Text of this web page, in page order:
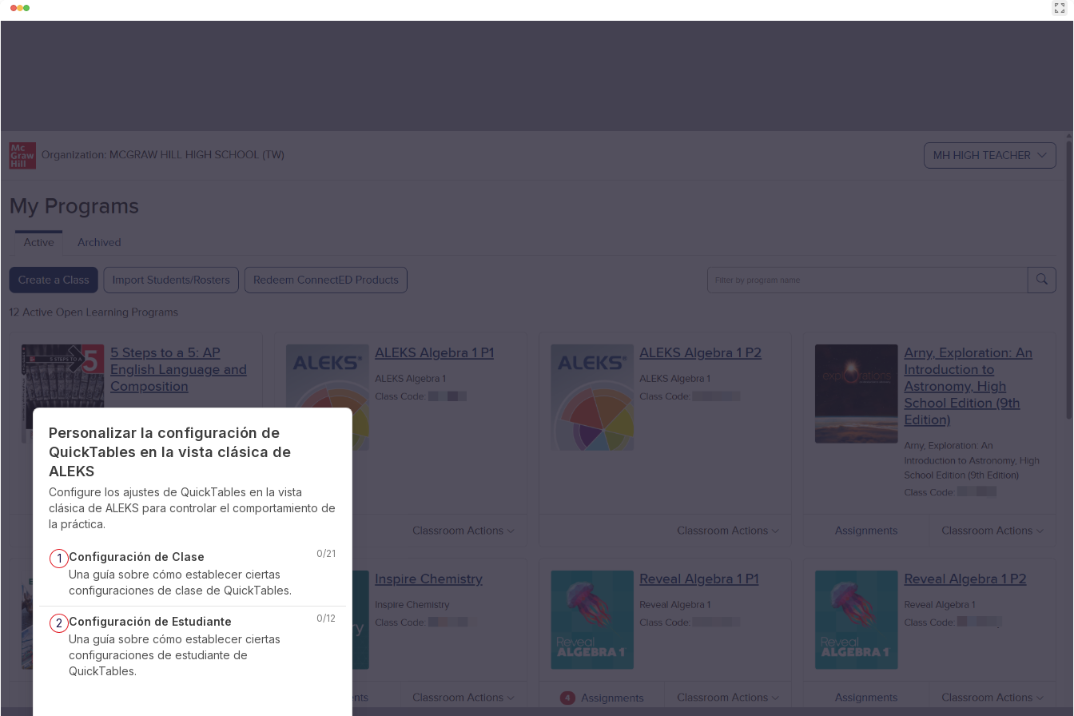
Personalizar la configuración de
QuickTables en la vista clásica de
ALEKS
Configure los ajustes de QuickTables en la vista
clásica de ALEKS para controlar el comportamiento de
la práctica.
1
Configuración de Clase
Una guía sobre cómo establecer ciertas
configuraciones de clase de QuickTables.
0/21
2 Configuración de Estudiante
Una guía sobre cómo establecer ciertas
configuraciones de estudiante de
QuickTables.
0/12